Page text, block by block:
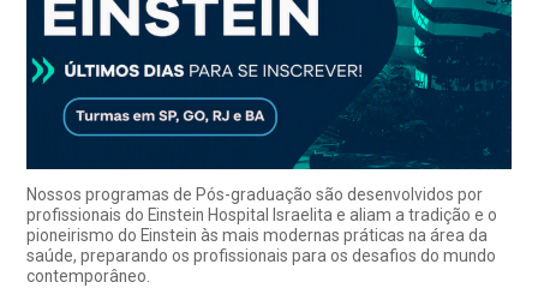
Nossos programas de Pós-graduação são desenvolvidos por
profissionais do Einstein Hospital Israelita e aliam a tradição e o
pioneirismo do Einstein às mais modernas práticas na área da
saúde, preparando os profissionais para os desafios do mundo
contemporâneo.